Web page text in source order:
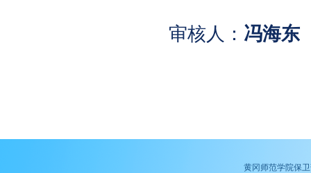
审核人： 冯海东
黄冈师范学院保